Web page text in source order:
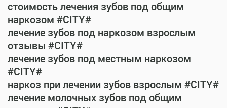
стоимость лечения зубов под общим
наркозом #CITY#
лечение зубов под наркозом взрослым
отзывы #CITY#
лечение зубов под местным наркозом
#CITY#
наркоз при лечении зубов взрослым #CITY#
лечение молочных зубов под общим